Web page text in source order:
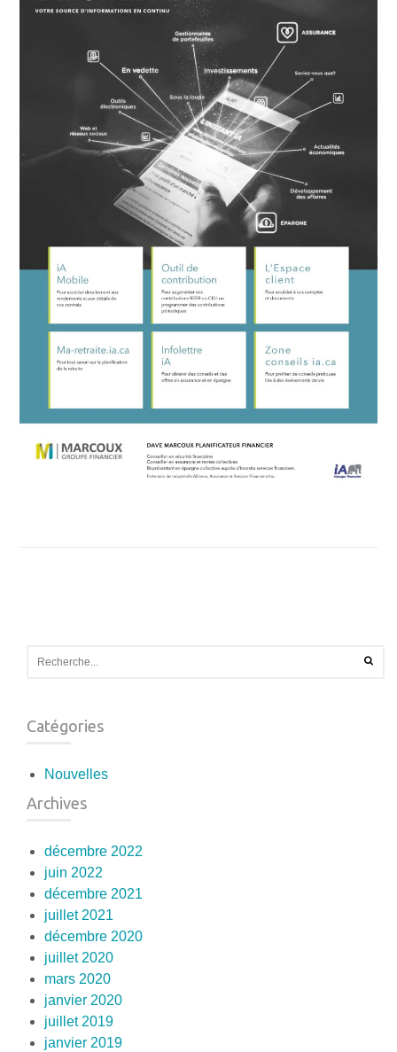
Catégories
Nouvelles
Archives
décembre 2022
juin 2022
décembre 2021
juillet 2021
décembre 2020
juillet 2020
mars 2020
janvier 2020
juillet 2019
janvier 2019